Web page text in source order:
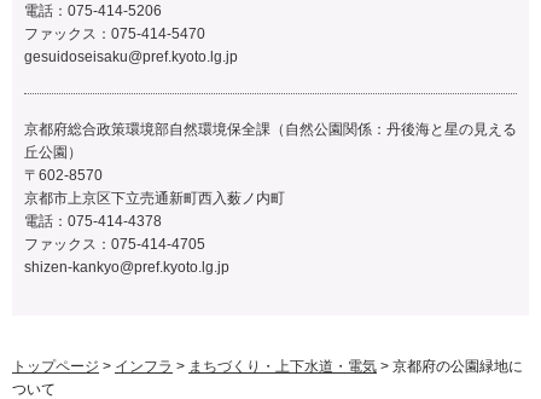
電話：075-414-5206
ファックス：075-414-5470
gesuidoseisaku@pref.kyoto.lg.jp
京都府総合政策環境部自然環境保全課（自然公園関係：丹後海と星の見える
丘公園）
〒602-8570
京都市上京区下立売通新町西入薮ノ内町
電話：075-414-4378
ファックス：075-414-4705
shizen-kankyo@pref.kyoto.lg.jp
トップページ > インフラ > まちづくり・上下水道・電気 > 京都府の公園緑地に
ついて